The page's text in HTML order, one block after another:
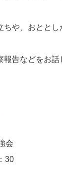
や、おとと
告などをお話
会
30